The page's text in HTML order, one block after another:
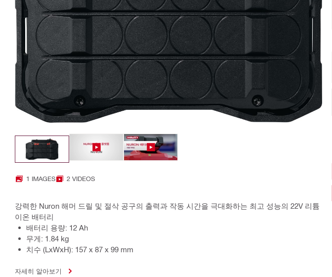
1 IMAGES 2 VIDEOS
강력한 Nuron 해머 드릴 및 절삭 공구의 출력과 작동 시간을 극대화하는 최고 성능의 22V 리튬
이온 배터리
배터리 용량: 12 Ah
무게: 1.84 kg
치수 (LxWxH): 157 x 87 x 99 mm
자세히 알아보기